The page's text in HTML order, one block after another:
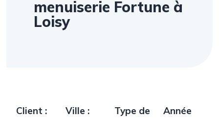
menuiserie Fortune à
Loisy
Client : Ville :
Type de
Année